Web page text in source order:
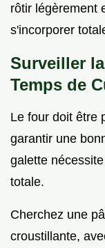
rôtir légèrement
s'incorporer
Surveiller
Temps de
Le four doit être
garantir une
galette
totale.
Cherchez une
croustillante,